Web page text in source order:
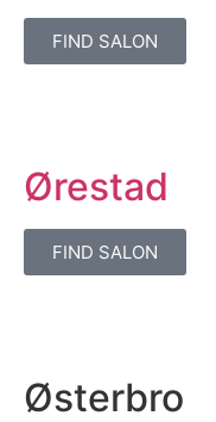
FIND SALON
Ørestad
FIND SALON
Østerbro